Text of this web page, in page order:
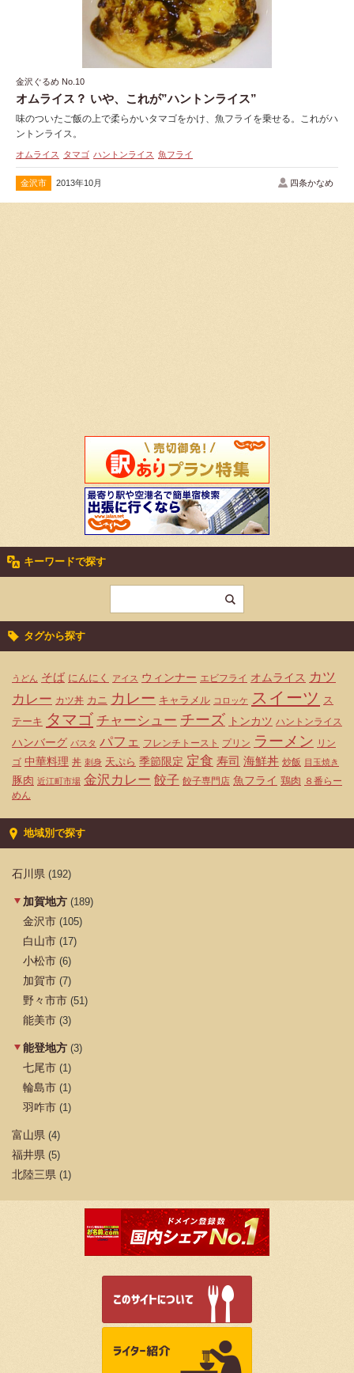
金沢ぐるめ No.10
オムライス？ いや、これが”ハントンライス”
味のついたご飯の上で柔らかいタマゴをかけ、魚フライを乗せる。これがハ
ントンライス。
オムライス タマゴ ハントンライス 魚フライ
金沢市 2013年10月 四条かなめ
キーワードで探す
タグから探す
うどん そば にんにく アイス ウィンナー エビフライ オムライス カツ
カレー カツ丼 カニ カレー キャラメル コロッケ スイーツ ス
テーキ タマゴ チャーシュー チーズ トンカツ ハントンライス
ハンバーグ パスタ パフェ フレンチトースト プリン ラーメン リン
ゴ 中華料理 丼 刺身 天ぷら 季節限定 定食 寿司 海鮮丼 炒飯 目玉焼き
豚肉 近江町市場 金沢カレー 餃子 餃子専門店 魚フライ 鶏肉 ８番らー
めん
地域別で探す
石川県 (192)
加賀地方 (189)
金沢市 (105)
白山市 (17)
小松市 (6)
加賀市 (7)
野々市市 (51)
能美市 (3)
能登地方 (3)
七尾市 (1)
輪島市 (1)
羽咋市 (1)
富山県 (4)
福井県 (5)
北陸三県 (1)